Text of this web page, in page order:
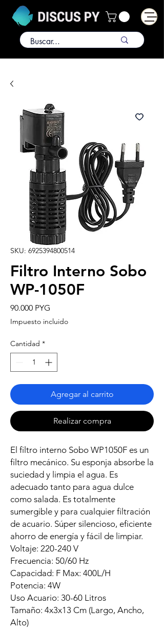
SKU: 6925394800514
Filtro Interno Sobo
WP-1050F
90.000 PYG
Impuesto incluido
Cantidad *
Agregar al carrito
Realizar compra
El filtro interno Sobo WP1050F es un
filtro mecánico. Su esponja absorbe la
suciedad y limpia el agua. Es
adecuado tanto para agua dulce
como salada. Es totalmente
sumergible y para cualquier filtración
de acuario. Súper silencioso, eficiente
ahorro de energía y fácil de limpiar.
Voltaje: 220-240 V
Frecuencia: 50/60 Hz
Capacidad: F Max: 400L/H
Potencia: 4W
Uso Acuario: 30-60 Litros
Tamaño: 4x3x13 Cm (Largo, Ancho,
Alto)